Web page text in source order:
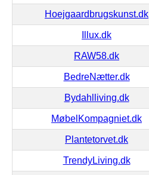
Hoejgaardbrugskunst.dk
Illux.dk
RAW58.dk
BedreNætter.dk
Bydahlliving.dk
MøbelKompagniet.dk
Plantetorvet.dk
TrendyLiving.dk